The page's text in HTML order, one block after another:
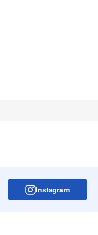
Instagram